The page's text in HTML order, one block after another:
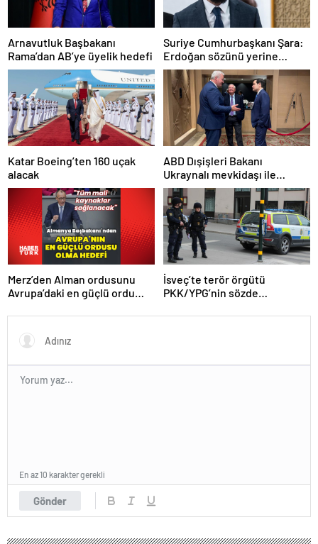
Arnavutluk Başbakanı
Rama’dan AB’ye üyelik hedefi
Suriye Cumhurbaşkanı Şara:
Erdoğan sözünü yerine
getirdi. Trump’a da çok
teşekkür ederim
Katar Boeing’ten 160 uçak
alacak
ABD Dışişleri Bakanı
Ukraynalı mevkidaşı ile
görüştü
Merz’den Alman ordusunu
Avrupa’daki en güçlü ordu
İsveç’te terör örgütü
PKK/YPG’nin sözde
Gönder
En az 10 karakter gerekli